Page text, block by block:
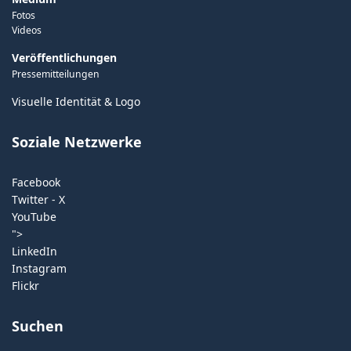
Fotos
Videos
Veröffentlichungen
Pressemitteilungen
Visuelle Identität & Logo
Soziale Netzwerke
Facebook
Twitter - X
YouTube
">
LinkedIn
Instagram
Flickr
Suchen